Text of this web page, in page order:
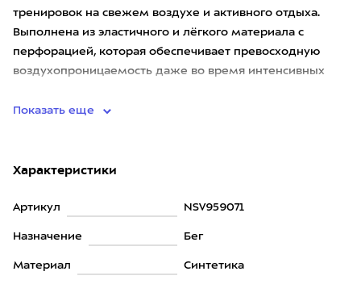
тренировок на свежем воздухе и активного отдыха.
Выполнена из эластичного и лёгкого материала с
перфорацией, которая обеспечивает превосходную
воздухопроницаемость даже во время интенсивных
Показать еще
Характеристики
Артикул NSV959071
Назначение Бег
Материал Синтетика